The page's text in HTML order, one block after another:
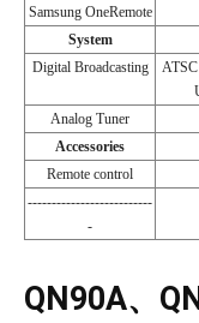
Samsung OneRemote
System
Digital Broadcasting
Analog Tuner
Accessories
Remote control
--------------------------
-
QN90A、